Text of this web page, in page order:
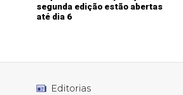
segunda edição estão abertas
até dia 6
Editorias